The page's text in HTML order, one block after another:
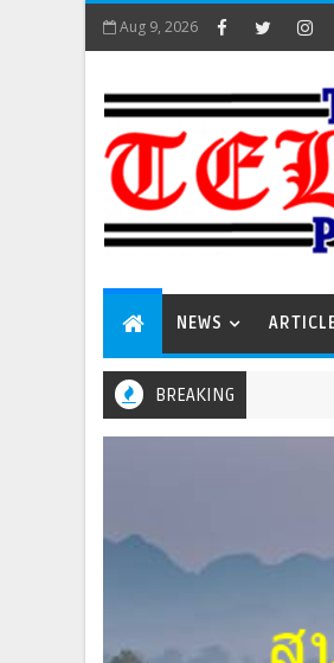
Aug 9, 2026
NEWS
BREAKING